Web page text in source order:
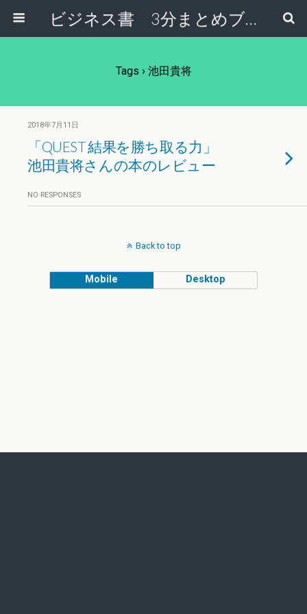
ビジネス書 3分まとめブログ
Tags › 池田貴将
2018年7月11日
「QUEST 結果を勝ち取る力」
池田貴将さんの本のレビュー
NO RESPONSES
Back to top
Mobile Desktop